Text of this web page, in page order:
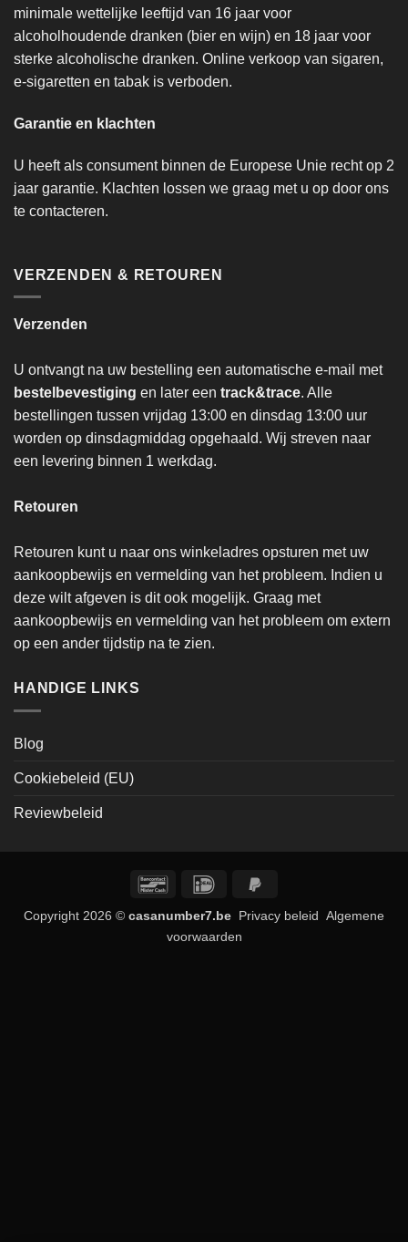
minimale wettelijke leeftijd van 16 jaar voor
alcoholhoudende dranken (bier en wijn) en 18 jaar voor
sterke alcoholische dranken. Online verkoop van sigaren,
e-sigaretten en tabak is verboden.
Garantie en klachten
U heeft als consument binnen de Europese Unie recht op 2
jaar garantie. Klachten lossen we graag met u op door ons
te contacteren.
VERZENDEN & RETOUREN
Verzenden
U ontvangt na uw bestelling een automatische e-mail met
bestelbevestiging en later een track&trace. Alle
bestellingen tussen vrijdag 13:00 en dinsdag 13:00 uur
worden op dinsdagmiddag opgehaald. Wij streven naar
een levering binnen 1 werkdag.
Retouren
Retouren kunt u naar ons winkeladres opsturen met uw
aankoopbewijs en vermelding van het probleem. Indien u
deze wilt afgeven is dit ook mogelijk. Graag met
aankoopbewijs en vermelding van het probleem om extern
op een ander tijdstip na te zien.
HANDIGE LINKS
Blog
Cookiebeleid (EU)
Reviewbeleid
BancontactIDeal
Copyright 2026 © casanumber7.be Privacy beleid Algemene
voorwaarden